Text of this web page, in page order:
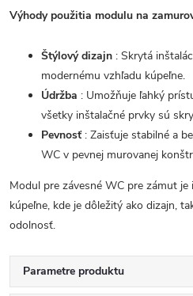
Výhody použitia modulu na
Štýlový dizajn : Skrytá
modernému vzhľadu kúpeľne.
Údržba : Umožňuje ľahký
všetky inštalačné prvky sú
Pevnosť : Zaisťuje stabilné a
WC v pevnej murovanej
Modul pre závesné WC pre zámut
kúpeľne, kde je dôležitý ako dizajn,
odolnosť.
Parametre produktu